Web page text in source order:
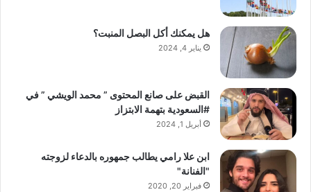
هل يمكنك أكل البصل المنبت؟
يناير 4, 2024
القبض على صانع المحتوى ” محمد الويشي ” في
#السعودية بتهمة الابتزاز
أبريل 1, 2024
ابن علا رامي يطالب جمهوره بالدعاء لزوجته
"الفنانة"
فبراير 20, 2020